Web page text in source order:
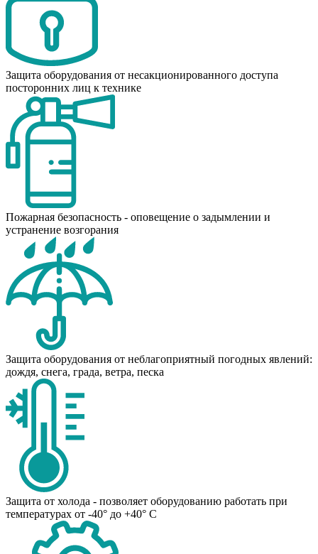
Защита оборудования от несакционированного доступа
посторонних лиц к технике
Пожарная безопасность - оповещение о задымлении и
устранение возгорания
Защита оборудования от неблагоприятный погодных явлений:
дождя, снега, града, ветра, песка
Защита от холода - позволяет оборудованию работать при
температурах от -40° до +40° C